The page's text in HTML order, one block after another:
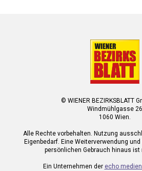
© WIENER BEZIRKSBLATT
Windmühlgasse 26
1060 Wien.
Alle Rechte vorbehalten. Nutzung
Eigenbedarf. Eine Weiterverwendung
persönlichen Gebrauch hinaus ist
Ein Unternehmen der echo